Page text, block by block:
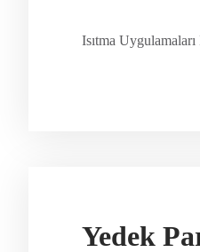
Isıtma
Yedek